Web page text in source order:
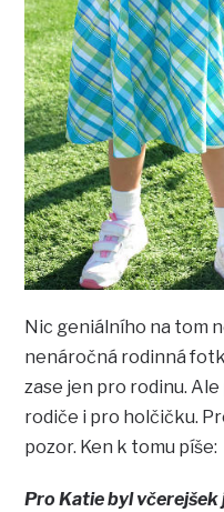
Nic geniálního na tom
nenáročná rodinná
zase jen pro rodinu. Ale
rodiče i pro holčičku.
pozor. Ken k tomu píše:
Pro Katie byl